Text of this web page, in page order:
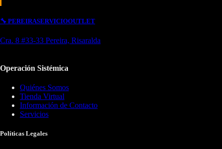
🔧 PEREIRASERVICIOOUTLET
Cra. 8 #33-33 Pereira, Risaralda
Operación Sistémica
Quiénes Somos
Tienda Virtual
Información de Contacto
Servicios
Políticas Legales